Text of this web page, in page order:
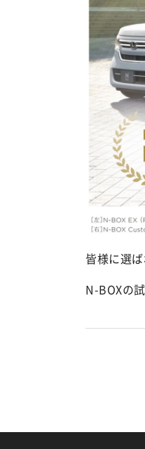
皆様に選
N-BOXの